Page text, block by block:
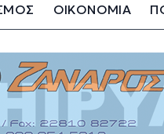
ΟΙΚΟΝΟΜΙΑ